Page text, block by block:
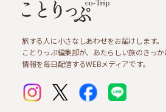
旅する人に小さなしあわせをお届けします。
ことりっぷ編集部が、あたらしい旅のきっか
情報を毎日配信するWEBメディアです。